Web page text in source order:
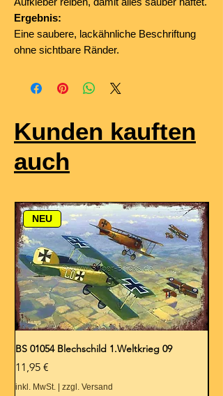
Ergebnis:
Eine saubere, lackähnliche Beschriftung
ohne sichtbare Ränder.
Kunden kauften
auch
NEU
BS 01054 Blechschild 1.Weltkrieg 09
Preis
11,95 €
inkl. MwSt. zzgl. Versand